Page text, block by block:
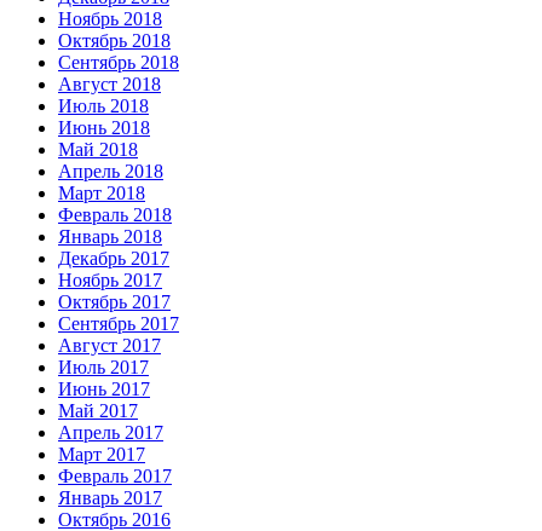
Ноябрь 2018
Октябрь 2018
Сентябрь 2018
Август 2018
Июль 2018
Июнь 2018
Май 2018
Апрель 2018
Март 2018
Февраль 2018
Январь 2018
Декабрь 2017
Ноябрь 2017
Октябрь 2017
Сентябрь 2017
Август 2017
Июль 2017
Июнь 2017
Май 2017
Апрель 2017
Март 2017
Февраль 2017
Январь 2017
Октябрь 2016